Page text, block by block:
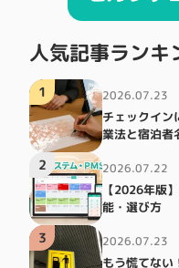
人気記事ランキ
2026.07.23
チェックイン
業法と宿泊者
1
2026.07.22
【2026年版
能・選び方
2
2026.07.23
もう慌てない
3